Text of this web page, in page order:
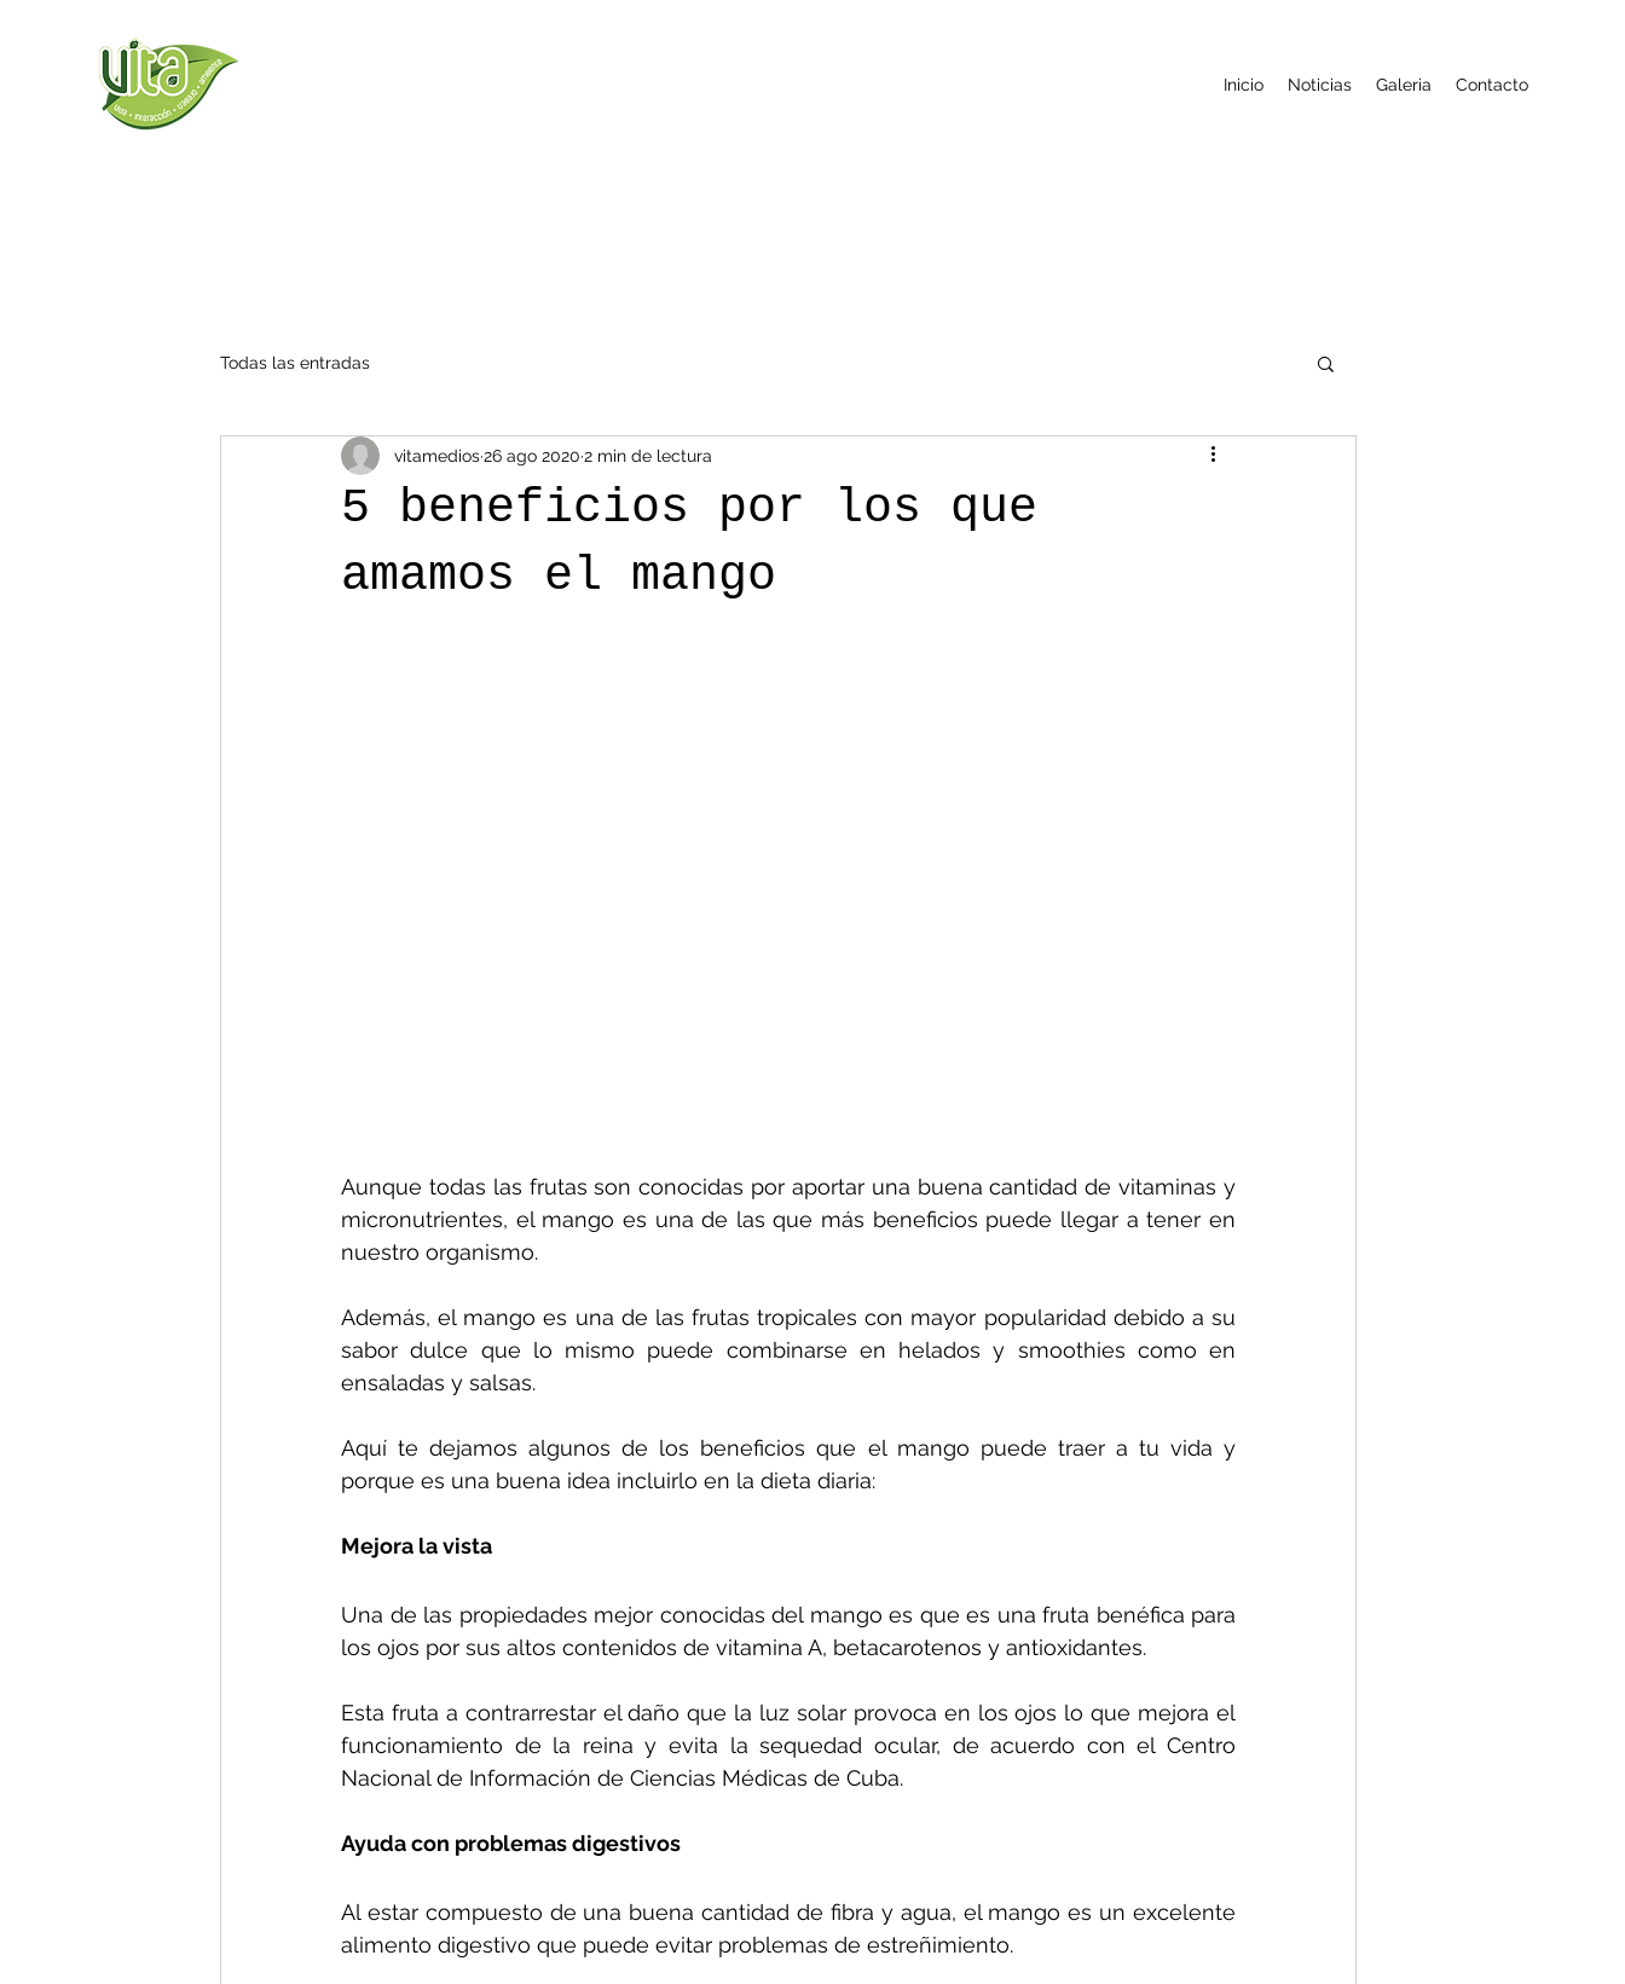
Inicio Noticias Galeria Contacto
Todas las entradas
5 beneficios por los que
amamos el mango
vitamedios26 ago 2020 2 min de lectura
Aunque todas las frutas son conocidas por aportar una buena cantidad de vitaminas y
micronutrientes, el mango es una de las que más beneficios puede llegar a tener en
nuestro organismo.
Además, el mango es una de las frutas tropicales con mayor popularidad debido a su
sabor dulce que lo mismo puede combinarse en helados y smoothies como en
ensaladas y salsas.
Aquí te dejamos algunos de los beneficios que el mango puede traer a tu vida y
porque es una buena idea incluirlo en la dieta diaria:
Mejora la vista
Una de las propiedades mejor conocidas del mango es que es una fruta benéfica para
los ojos por sus altos contenidos de vitamina A, betacarotenos y antioxidantes.
Esta fruta a contrarrestar el daño que la luz solar provoca en los ojos lo que mejora el
funcionamiento de la reina y evita la sequedad ocular, de acuerdo con el Centro
Nacional de Información de Ciencias Médicas de Cuba.
Ayuda con problemas digestivos
Al estar compuesto de una buena cantidad de fibra y agua, el mango es un excelente
alimento digestivo que puede evitar problemas de estreñimiento.